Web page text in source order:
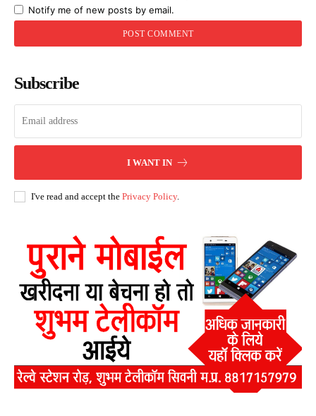
Notify me of new posts by email.
Subscribe
I WANT IN
I've read and accept the Privacy Policy.